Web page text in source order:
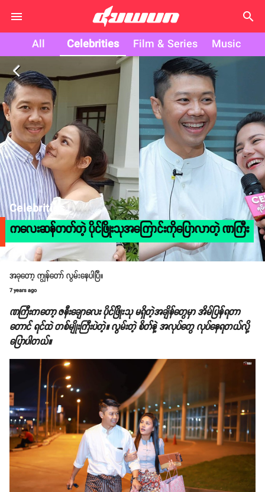
search
All Celebrities Film & Series Music
arrow_back_ios
Celebrities
ကလေးဆန်တတ်တဲ့ ပိုင်ဖြိုးသုအကြောင်းကိုပြောလာတဲ့ ဏကြီး
အခုတော့ ကျွန်တော် လွမ်းနေပါပြီ။
7 years ago
ဏကြီးကတော့ ဇနီးချောလေး ပိုင်ဖြိုးသု မရှိတဲ့အချိန်တွေမှာ အိမ်ပြန်ရတာ
တောင် ရင်ထဲ တစ်မျိုးကြီးပဲတဲ့။ လွမ်းတဲ့ စိတ်နဲ့ အလုပ်တွေ လုပ်နေရတယ်လို့
ပြောပါတယ်။